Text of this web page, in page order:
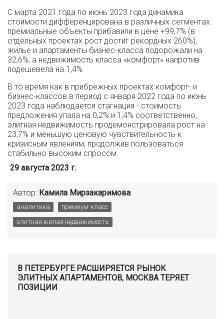
С марта 2021 года по июнь 2023 года динамика
стоимости дифференцирована в различных сегментах:
премиальные объекты прибавили в цене +99,7% (в
отдельных проектах рост достиг рекордных 260%),
жилье и апартаменты бизнес-класса подорожали на
32,6%, а недвижимость класса «комфорт» напротив
подешевела на 1,4%.
В то время как в прибрежных проектах комфорт- и
бизнес-классов в период с января 2022 года по июнь
2023 года наблюдается стагнация - стоимость
предложения упала на 0,2% и 1,4% соответственно,
элитная недвижимость продемонстрировала рост на
23,7% и меньшую ценовую чувствительность к
кризисным явлениям, продолжив пользоваться
стабильно высоким спросом.
29 августа 2023 г.
Автор: Камила Мирзакаримова
аналитика
премиум-класс
элитная жилая недвижимость
В ПЕТЕРБУРГЕ РАСШИРЯЕТСЯ РЫНОК
ЭЛИТНЫХ АПАРТАМЕНТОВ, МОСКВА ТЕРЯЕТ
ПОЗИЦИИ